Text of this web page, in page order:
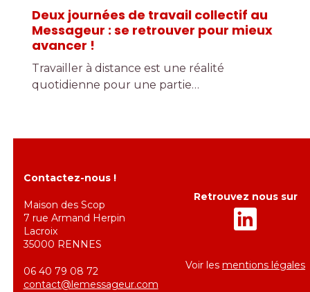
Deux journées de travail collectif au
Messageur : se retrouver pour mieux
avancer !
Travailler à distance est une réalité
quotidienne pour une partie…
Contactez-nous !
Maison des Scop
7 rue Armand Herpin
Lacroix
35000 RENNES
06 40 79 08 72
contact@lemessageur.com
Retrouvez nous sur
Voir lesmentions légales